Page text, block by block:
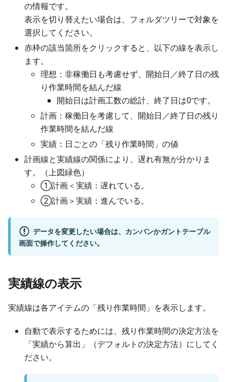
の情報です。
表示を切り替えたい場合は、フォルダツリーで対象を
選択してください。
赤枠の該当箇所をクリックすると、以下の線を表示し
ます。
理想：非稼働日も考慮せず、開始日／終了日の残
り作業時間を結んだ線
開始日は計画工数の総計、終了日は0です。
計画：稼働日を考慮して、開始日／終了日の残り
作業時間を結んだ線
実績：日ごとの「残り作業時間」の値
計画線と実績線の関係により、遅れ有無が分かりま
す。（上図緑色）
①計画＜実績：遅れている。
②計画＞実績：進んでいる。
データを変更したい場合は、カンバンかガントテーブル
画面で操作してください。
実績線の表示
実績線は各アイテムの「残り作業時間」を表示します。
自動で表示するためには、残り作業時間の決定方法を
「実績から算出」（デフォルトの決定方法）にしてく
ださい。